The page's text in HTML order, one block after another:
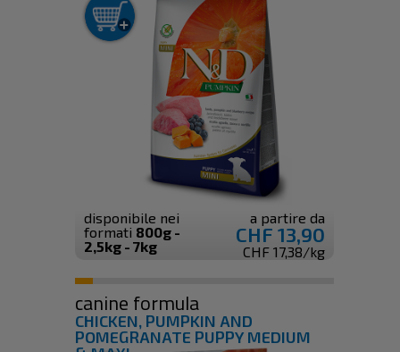
disponibile nei
formati 800g -
2,5kg - 7kg
a partire da
CHF 13,90
CHF 17,38/kg
canine formula
CHICKEN, PUMPKIN AND
POMEGRANATE PUPPY MEDIUM